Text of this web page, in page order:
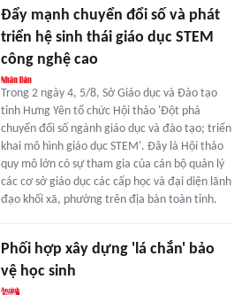
Đẩy mạnh chuyển đổi số và phát
triển hệ sinh thái giáo dục STEM
công nghệ cao
Trong 2 ngày 4, 5/8, Sở Giáo dục và Đào tạo
tỉnh Hưng Yên tổ chức Hội thảo 'Đột phá
chuyển đổi số ngành giáo dục và đào tạo; triển
khai mô hình giáo dục STEM'. Đây là Hội thảo
quy mô lớn có sự tham gia của cán bộ quản lý
các cơ sở giáo dục các cấp học và đại diện lãnh
đạo khối xã, phường trên địa bàn toàn tỉnh.
Phối hợp xây dựng 'lá chắn' bảo
vệ học sinh